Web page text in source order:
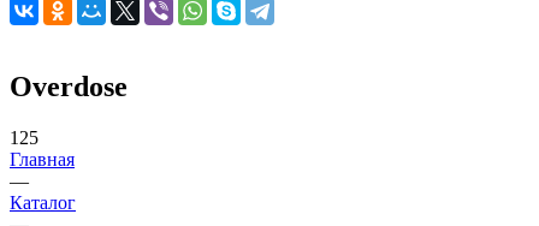
Overdose
125
Главная
—
Каталог